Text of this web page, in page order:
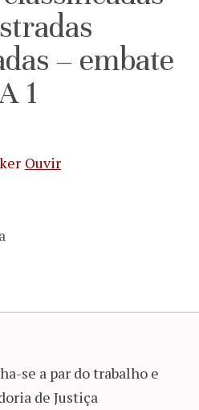
– embate
1
Ouvir
se a par do trabalho e
de Justiça